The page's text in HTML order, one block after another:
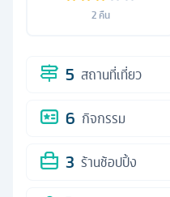
2คืน
5 สถานที่เที่ยว
6 กิจกรรม
3 ร้านช้อปปิ้ง